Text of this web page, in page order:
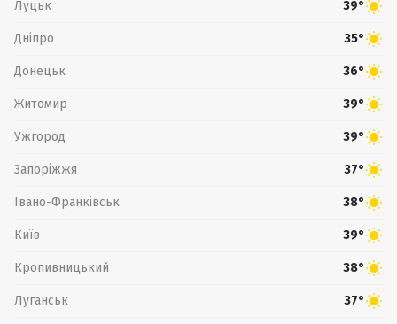
Луцьк 39°
Дніпро 35°
Донецьк 36°
Житомир 39°
Ужгород 39°
Запоріжжя 37°
Івано-Франківськ 38°
Київ 39°
Кропивницький 38°
Луганськ 37°